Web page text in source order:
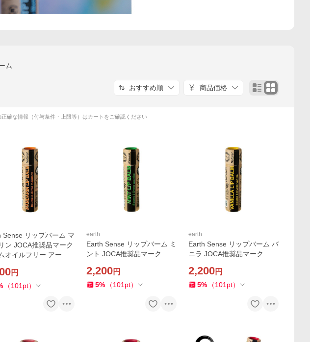
ム
おすすめ順 商品価格
確な情報（付与条件・上限等）はカートをご確認ください
Sense リップバーム マ
ン JOCA推奨品マーク
オイルフリー アース
コスメ
円
（101 pt）
earth
Earth Sense リップバーム ミ
ント JOCA推奨品マーク パ
ンス オーガニック サステナ
ブル コスメ
2,200円
5% （101 pt）
earth
Earth Sense リップバーム バ
ニラ JOCA推奨品マーク パ
ンス オーガニック サステナ
ブル コスメ
2,200円
5% （101 pt）